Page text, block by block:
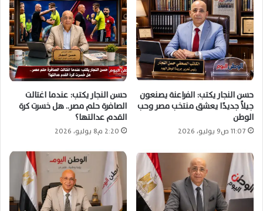
حسن النجار يكتب: الفراعنة يصنعون
جيلاً جديدًا يعشق منتخب مصر وحب
الوطن
11:07 ص9 يوليو، 2026
حسن النجار يكتب: عندما اغتالت
الصافرة حلم مصر.. هل خسرت كرة
القدم عدالتها؟
2:20 م8 يوليو، 2026